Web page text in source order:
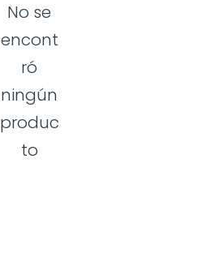
No se
encont
ró
ningún
produc
to